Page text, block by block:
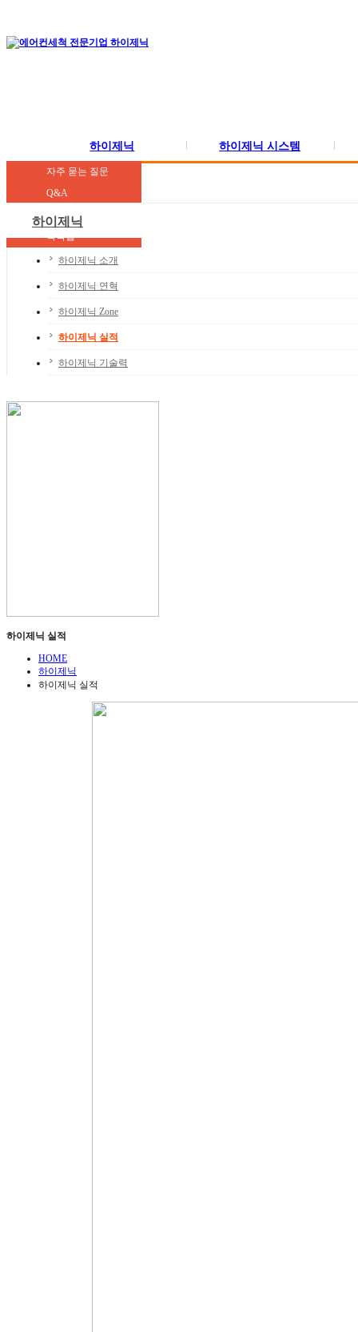
하이제닉
하이제닉 소개
하이제닉 연혁
하이제닉 Zone
하이제닉 실적
하이제닉 기술력
하이제닉 시스템
학교 및 보육시설
병원 및 의료기관
빌딩 및 공공기관
숙박업
판매 및 유통업
제조업
유지·관리
에어컨세척
에어컨 이전·설치
공지사항
견적문의
시공사례
자주 묻는 질문
Q&A
하이제닉
하이제닉 소개
하이제닉 연혁
하이제닉 Zone
하이제닉 실적
하이제닉 기술력
하이제닉 실적
HOME
하이제닉
하이제닉 실적